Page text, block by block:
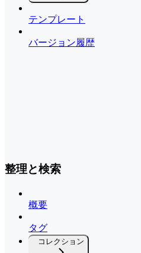
テンプレート
バージョン履歴
整理と検索
概要
タグ
コレクション